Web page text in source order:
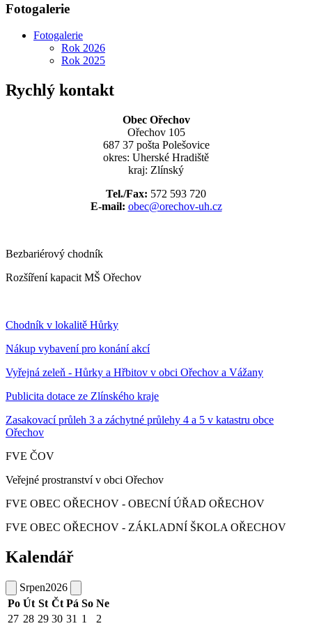
Fotogalerie
Fotogalerie
Rok 2026
Rok 2025
Rychlý kontakt
Obec Ořechov
Ořechov 105
687 37 pošta Polešovice
okres: Uherské Hradiště
kraj: Zlínský
Tel./Fax: 572 593 720
E-mail: obec@orechov-uh.cz
Bezbariérový chodník
Rozšíření kapacit MŠ Ořechov
Chodník v lokalitě Hůrky
Nákup vybavení pro konání akcí
Vyřejná zeleň - Hůrky a Hřbitov v obci Ořechov a Vážany
Publicita dotace ze Zlínského kraje
Zasakovací průleh 3 a záchytné průlehy 4 a 5 v katastru obce
Ořechov
FVE ČOV
Veřejné prostranství v obci Ořechov
FVE OBEC OŘECHOV - OBECNÍ ÚŘAD OŘECHOV
FVE OBEC OŘECHOV - ZÁKLADNÍ ŠKOLA OŘECHOV
Kalendář
Srpen2026
Po Út St Čt Pá So Ne
27 28 29 30 31 1
2